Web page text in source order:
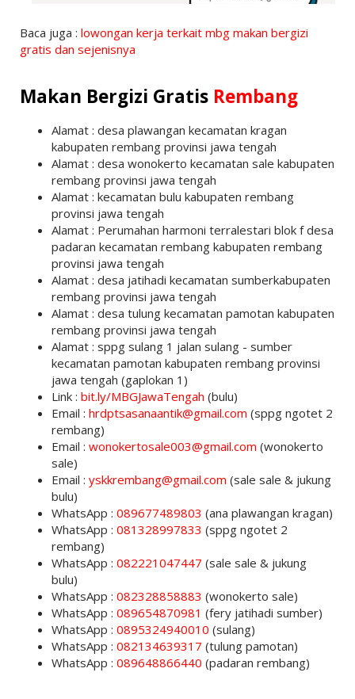
Baca juga : lowongan kerja terkait mbg makan bergizi
gratis dan sejenisnya
Makan Bergizi Gratis Rembang
Alamat : desa plawangan kecamatan kragan
kabupaten rembang provinsi jawa tengah
Alamat : desa wonokerto kecamatan sale kabupaten
rembang provinsi jawa tengah
Alamat : kecamatan bulu kabupaten rembang
provinsi jawa tengah
Alamat : Perumahan harmoni terralestari blok f desa
padaran kecamatan rembang kabupaten rembang
provinsi jawa tengah
Alamat : desa jatihadi kecamatan sumberkabupaten
rembang provinsi jawa tengah
Alamat : desa tulung kecamatan pamotan kabupaten
rembang provinsi jawa tengah
Alamat : sppg sulang 1 jalan sulang - sumber
kecamatan pamotan kabupaten rembang provinsi
jawa tengah (gaplokan 1)
Link : bit.ly/MBGJawaTengah (bulu)
Email : hrdptsasanaantik@gmail.com (sppg ngotet 2
rembang)
Email : wonokertosale003@gmail.com (wonokerto
sale)
Email : yskkrembang@gmail.com (sale sale & jukung
bulu)
WhatsApp : 089677489803 (ana plawangan kragan)
WhatsApp : 081328997833 (sppg ngotet 2
rembang)
WhatsApp : 082221047447 (sale sale & jukung
bulu)
WhatsApp : 082328858883 (wonokerto sale)
WhatsApp : 089654870981 (fery jatihadi sumber)
WhatsApp : 0895324940010 (sulang)
WhatsApp : 082134639317 (tulung pamotan)
WhatsApp : 089648866440 (padaran rembang)